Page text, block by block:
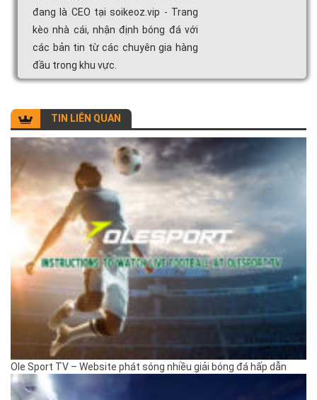
đang là CEO tại soikeoz.vip - Trang
kèo nhà cái, nhận định bóng đá với
các bản tin từ các chuyên gia hàng
đầu trong khu vực.
TIN LIÊN QUAN
Ole Sport TV – Website phát sóng nhiều giải bóng đá hấp dẫn